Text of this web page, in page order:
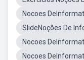
Nocoes
SlideNoções De
Nocoes
Nocoes